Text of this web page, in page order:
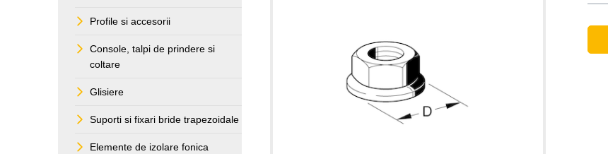
Profile si accesorii
Console, talpi de prindere si
coltare
Glisiere
Suporti si fixari bride trapezoidale
Elemente de izolare fonica